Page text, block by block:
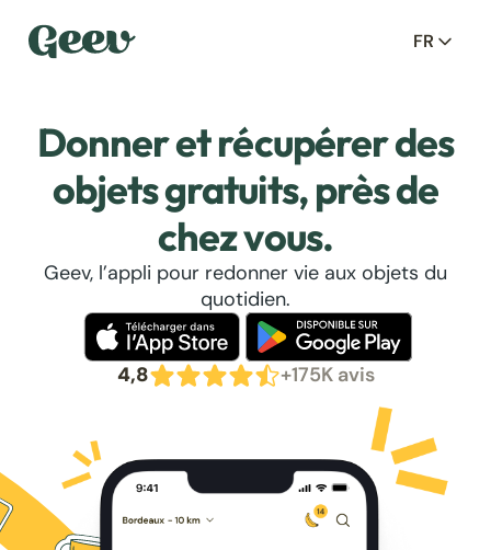
FR
Donner et récupérer des
objets gratuits, près de
chez vous.
Geev, l’appli pour redonner vie aux objets du
quotidien.
4,8 +175K avis